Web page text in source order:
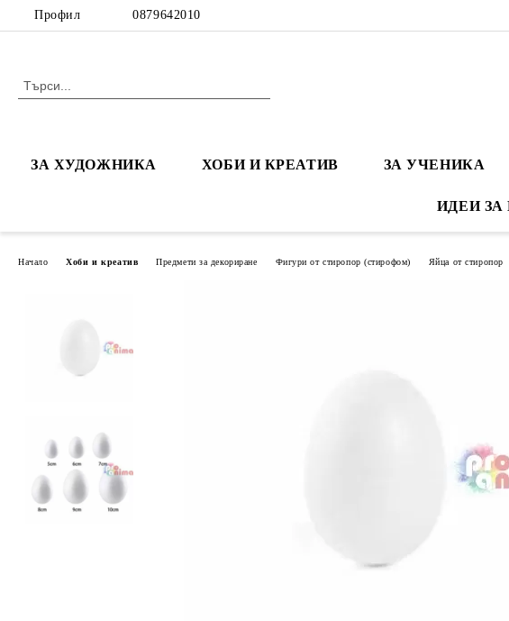
Профил 0879642010
ЗА ХУДОЖНИКА ХОБИ И КРЕАТИВ ЗА УЧЕНИКА
ИДЕИ
Начало Хоби и креатив Предмети за декориране Фигури от стиропор (стирофом) Яйца от стиропор